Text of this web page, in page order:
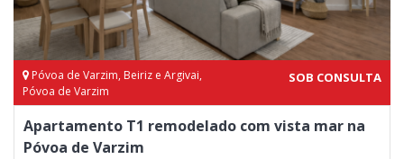
Póvoa de Varzim, Beiriz e Argivai,
Póvoa de Varzim
SOB CONSULTA
Apartamento T1 remodelado com vista mar na
Póvoa de Varzim